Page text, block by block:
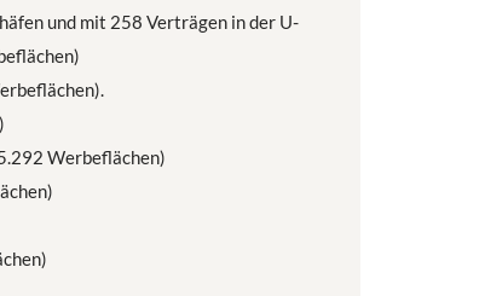
und mit 258 Verträgen in der U-
Werbeflächen)